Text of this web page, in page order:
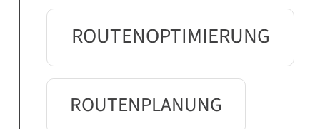
ROUTENOPTIMIERUNG
ROUTENPLANUNG